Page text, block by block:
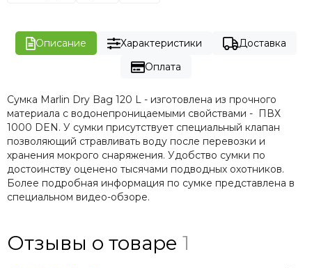
Описание Характеристики
Доставка
Оплата
Сумка Marlin Dry Bag 120 L - изготовлена из прочного
материала с водонепроницаемыми свойствами - ПВХ
1000 DEN. У сумки присутствует специальный клапан
позволяющий стравливать воду после перевозки и
хранения мокрого снаряжения. Удобство сумки по
достоинству оценено тысячами подводных охотников.
Более подробная информация по сумке представлена в
специальном видео-обзоре.
Отзывы о товаре 1